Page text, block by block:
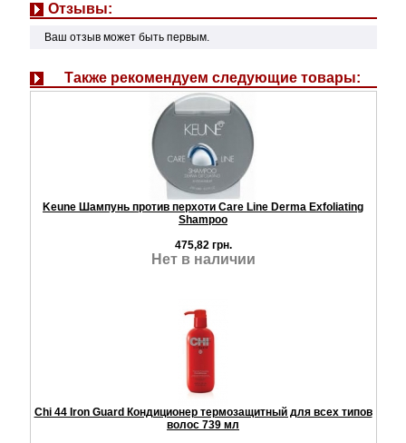
Отзывы:
Ваш отзыв может быть первым.
Также рекомендуем следующие товары:
Keune Шампунь против перхоти Care Line Derma Exfoliating
Shampoo
475,82 грн.
Нет в наличии
Chi 44 Iron Guard Кондиционер термозащитный для всех типов
волос 739 мл